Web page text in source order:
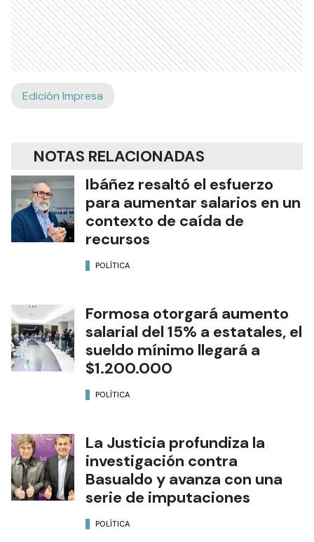
Edición Impresa
NOTAS RELACIONADAS
Ibáñez resaltó el esfuerzo
para aumentar salarios en un
contexto de caída de
recursos
POLÍTICA
Formosa otorgará aumento
salarial del 15% a estatales, el
sueldo mínimo llegará a
$1.200.000
POLÍTICA
La Justicia profundiza la
investigación contra
Basualdo y avanza con una
serie de imputaciones
POLÍTICA